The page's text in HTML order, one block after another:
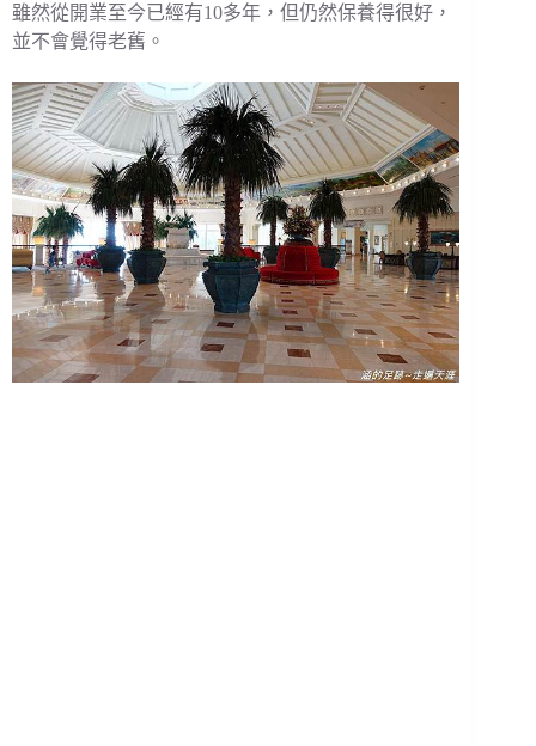
雖然從開業至今已經有10多年，但仍然保養得很好，
並不會覺得老舊。